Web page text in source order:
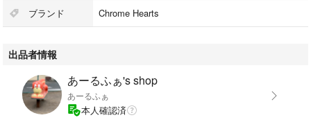
◆備考
25年以上前、
ただ、付属品などはございません。
（昔のクロムハーツは、刻印が薄いなどの特徴がありますが、正規品で
す。ご理解の上、ご購入お願いします。）
クロムハーツのキャッチは外れやすいので、
ブランド Chrome Hearts
出品者情報
あーるふぁ's shop
あーるふぁ
本人確認済